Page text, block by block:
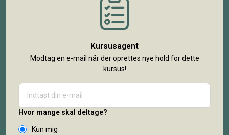
Kursusagent
Modtag en e-mail når der oprettes nye hold for dette
kursus!
Hvor mange skal deltage?
Kun mig